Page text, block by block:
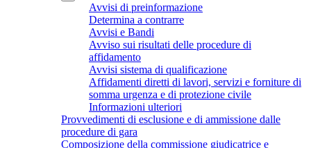
Avvisi di preinformazione
Determina a contrarre
Avvisi e Bandi
Avviso sui risultati delle procedure di
affidamento
Avvisi sistema di qualificazione
Affidamenti diretti di lavori, servizi e forniture di
somma urgenza e di protezione civile
Informazioni ulteriori
Provvedimenti di esclusione e di ammissione dalle
procedure di gara
Composizione della commissione giudicatrice e